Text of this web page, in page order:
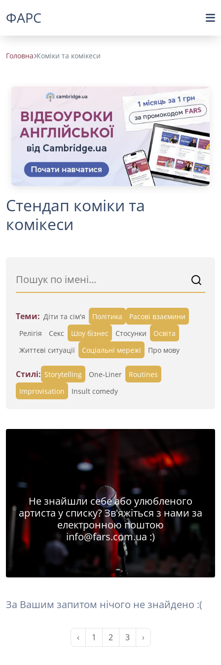
ФАРС
Головна Коміки та комікеси
Стендап коміки та
комікеси
Теми: Діти та сім'я Політика
Расові взаємини
Релігія
Секс Шоу бізнес Стосунки
Освіта
Життєві ситуації
Cоціальні мережі Про мову
Стилі: Storytelling One-Liner
Routines
Improvisation
Insult comedy
Не знайшли себе або улюбленого
артиста у списку? Зв'яжіться з нами за
електронною поштою
info@fars.com.ua :)
За Вашим запитом нічого не знайдено :(
‹ 1 2 3 ›